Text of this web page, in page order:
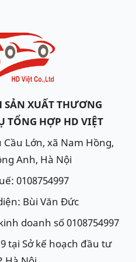
SẢN XUẤT THƯƠNG
TỔNG HỢP HD VIỆT
Cầu Lớn, xã Nam Hồng,
Anh, Hà Nội
0108754997
Bùi Văn Đức
doanh số 0108754997
tại Sở kế hoạch đầu tư